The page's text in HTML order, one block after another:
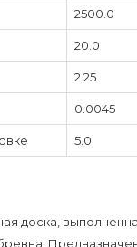
2500.0
20.0
2.25
0.0045
5.0
доска,